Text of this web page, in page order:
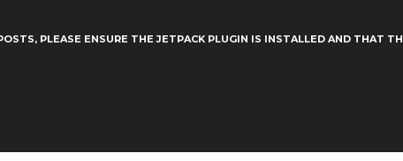
PLEASE ENSURE THE JETPACK PLUGIN IS INSTALLED AND THAT